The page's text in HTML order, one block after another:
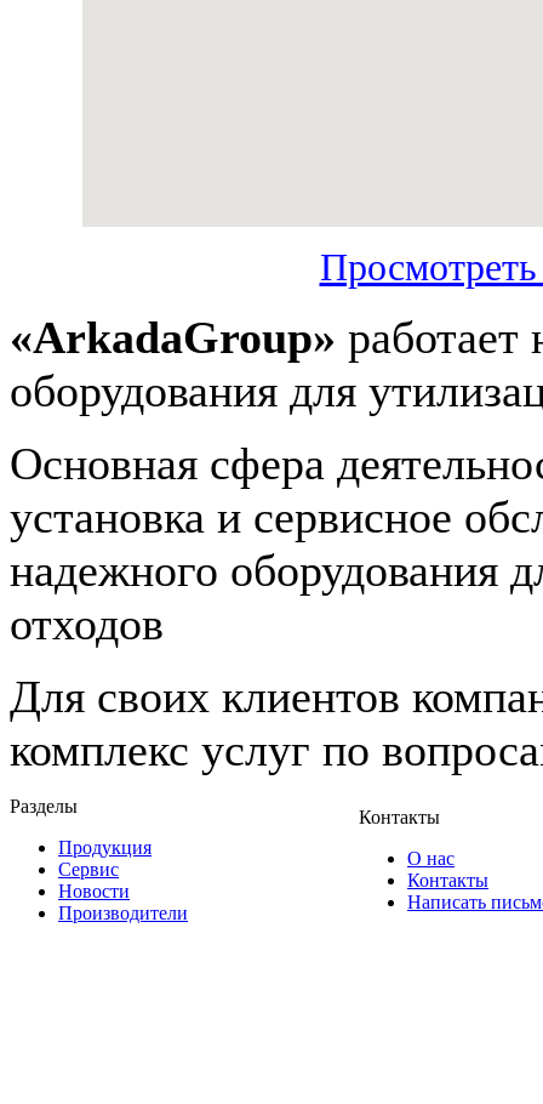
«ArkadaGroup» работает
оборудования для
Основная сфера
установка и сервисное
надежного оборудования
отходов
Для своих клиентов
комплекс услуг по
Разделы
Продукция
Сервис
Новости
Производители
Контакты
О нас
Контакты
Написать